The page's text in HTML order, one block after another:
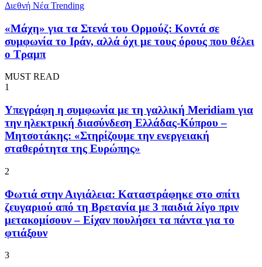
Διεθνή Νέα Trending
«Μάχη» για τα Στενά του Ορμούζ: Κοντά σε
συμφωνία το Ιράν, αλλά όχι με τους όρους που θέλει
ο Τραμπ
MUST READ
1
Υπεγράφη η συμφωνία με τη γαλλική Meridiam για
την ηλεκτρική διασύνδεση Ελλάδας-Κύπρου –
Μητσοτάκης: «Στηρίζουμε την ενεργειακή
σταθερότητα της Eυρώπης»
2
Φωτιά στην Αιγιάλεια: Καταστράφηκε στο σπίτι
ζευγαριού από τη Βρετανία με 3 παιδιά λίγο πριν
μετακομίσουν – Είχαν πουλήσει τα πάντα για το
φτιάξουν
3